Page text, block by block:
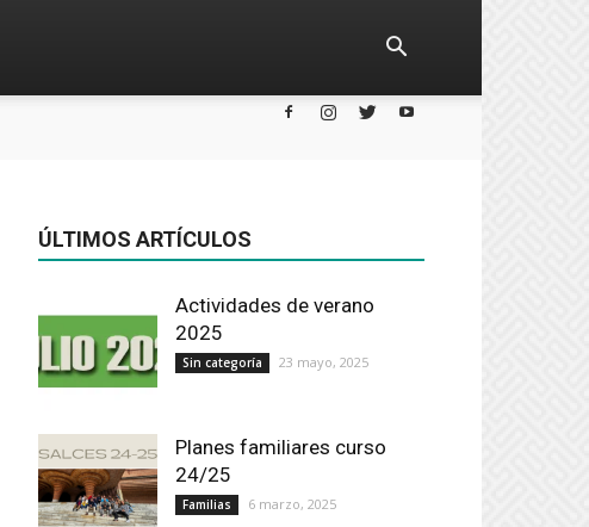
ÚLTIMOS ARTÍCULOS
Actividades de verano
2025
Sin categoría 23 mayo, 2025
Planes familiares curso
24/25
Familias 6 marzo, 2025